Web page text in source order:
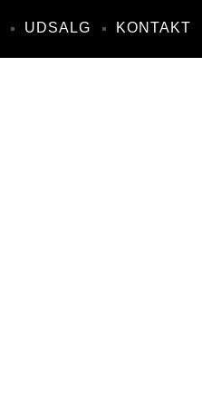
UDSALG KONTAKT